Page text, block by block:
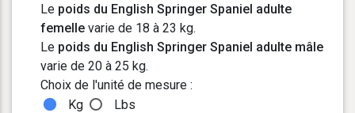
Le poids du English Springer Spaniel adulte
femelle varie de 18 à 23 kg.
Le poids du English Springer Spaniel adulte mâle
varie de 20 à 25 kg.
Choix de l'unité de mesure :
Kg
Lbs